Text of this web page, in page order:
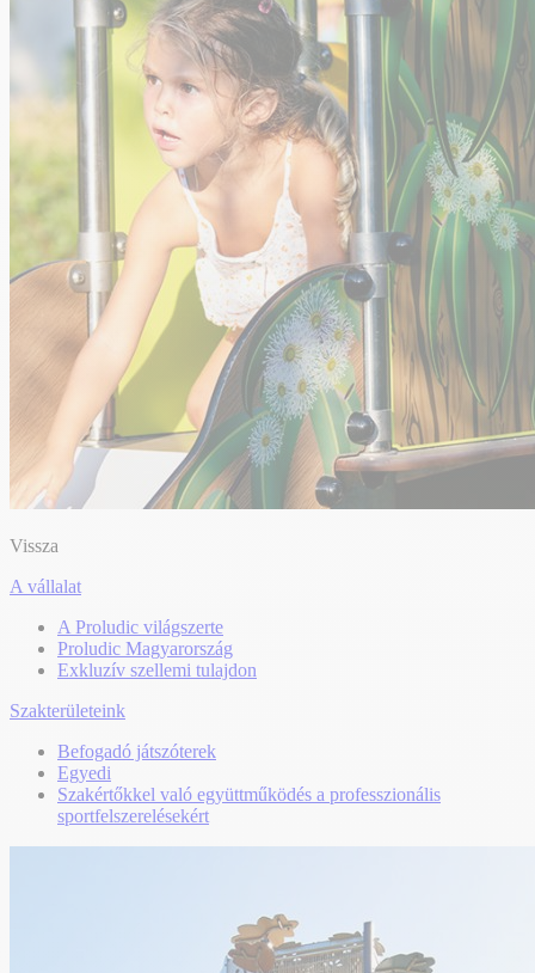
Vissza
A vállalat
A Proludic világszerte
Proludic Magyarország
Exkluzív szellemi tulajdon
Szakterületeink
Befogadó játszóterek
Egyedi
Szakértőkkel való együttműködés a professzionális
sportfelszerelésekért